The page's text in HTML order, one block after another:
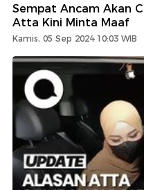
Sempat Ancam Akan
Atta Kini Minta Maaf
Kamis, 05 Sep 2024 10:03 WIB